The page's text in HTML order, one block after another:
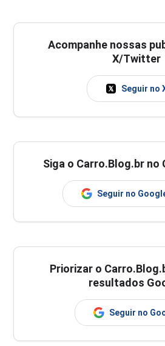
Acompanhe nossas
X/Twitter
Seguir no
Siga o Carro.Blog.br no
Seguir no
Priorizar o
resultados
Seguir no